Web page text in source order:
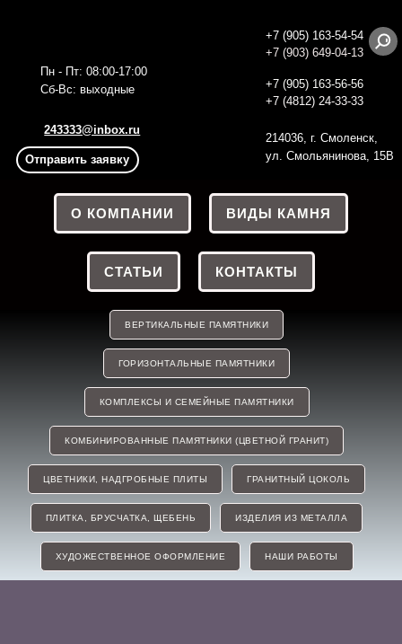
214036, г. Смоленск,
ул. Смольянинова, 15В
Пн - Пт: 08:00-17:00
Сб-Вс: выходные
+7 (905) 163-54-54
+7 (903) 649-04-13
243333@inbox.ru
Отправить заявку
+7 (905) 163-56-56
+7 (4812) 24-33-33
О КОМПАНИИ ВИДЫ КАМНЯ
СТАТЬИ КОНТАКТЫ
ВЕРТИКАЛЬНЫЕ ПАМЯТНИКИ
ГОРИЗОНТАЛЬНЫЕ ПАМЯТНИКИ
КОМПЛЕКСЫ И СЕМЕЙНЫЕ ПАМЯТНИКИ
КОМБИНИРОВАННЫЕ ПАМЯТНИКИ (ЦВЕТНОЙ ГРАНИТ)
ЦВЕТНИКИ, НАДГРОБНЫЕ ПЛИТЫ ГРАНИТНЫЙ ЦОКОЛЬ
ПЛИТКА, БРУСЧАТКА, ЩЕБЕНЬ ИЗДЕЛИЯ ИЗ МЕТАЛЛА
ХУДОЖЕСТВЕННОЕ ОФОРМЛЕНИЕ НАШИ РАБОТЫ